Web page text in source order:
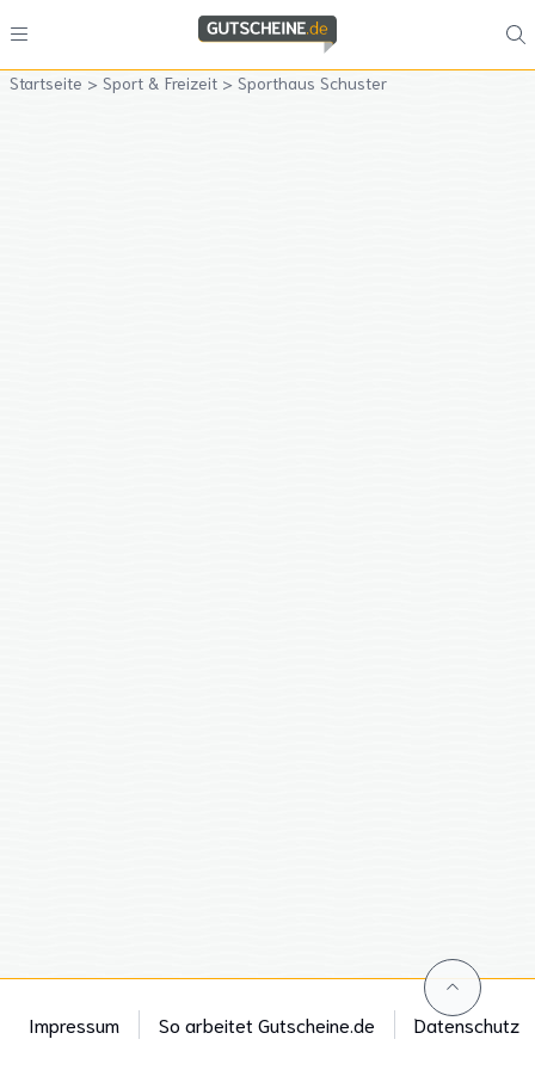
Startseite > Sport & Freizeit > Sporthaus Schuster
Impressum So arbeitet Gutscheine.de Datenschutz